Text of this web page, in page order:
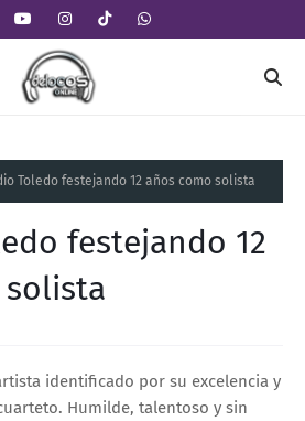
Toledo festejando 12 años como solista
festejando 12
identificado por su excelencia y
Humilde, talentoso y sin